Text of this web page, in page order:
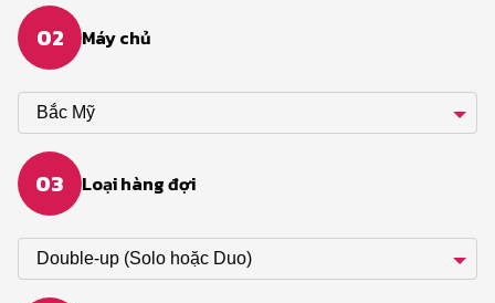
02 Máy chủ
Bắc Mỹ
03 Loại hàng đợi
Double-up (Solo hoặc Duo)